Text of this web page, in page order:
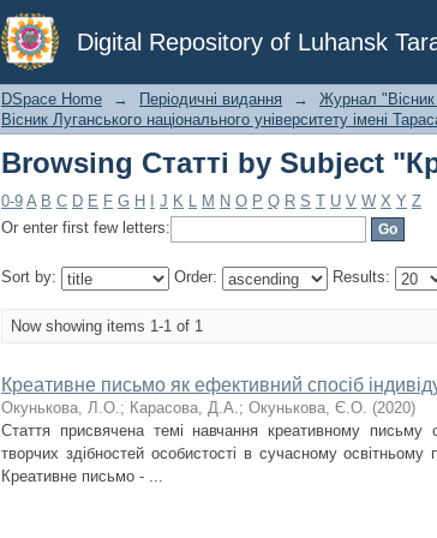
Digital Repository of Luhansk
Browsing Статті by Subject
DSpace Home → Періодичні видання → Журнал "Вісник
Вісник Луганського національного університету імені
Browsing Статті by Subject
0-9 A B C D E F G H J K L M N O P Q R S T U V W X Y Z
Or enter first few letters:
Sort by: Order: Results:
Now showing items 1-1 of 1
Креативне письмо як ефективний спосіб
Окунькова, Л.О.; Карасова, Д.А.; Окунькова, Є.О. (2020)
Стаття присвячена темі навчання креативному письму
творчих здібностей особистості в сучасному
Креативне письмо - ...